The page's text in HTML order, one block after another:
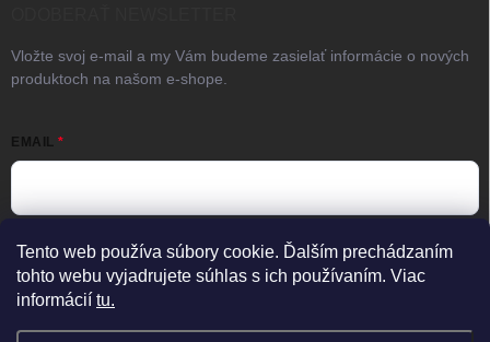
Tento web používa súbory cookie. Ďalším prechádzaním
tohto webu vyjadrujete súhlas s ich používaním. Viac
informácií tu.
Vložte svoj e-mail a my Vám budeme zasielať informácie o nových
produktoch na našom e-shope.
EMAIL
Vložením e-mailu súhlasíte spodmienkami ochrany osobných
údajov
Prihlásiť sa
Predajňa zatvorená